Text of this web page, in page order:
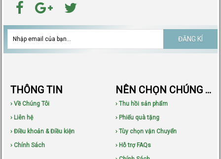
ĐĂNG KÍ
THÔNG TIN
› Về Chúng Tôi
› Liên hệ
› Điều khoản & Điều kiện
› Chính Sách
NÊN CHỌN CHÚNG TÔI
› Thu hồi sản phẩm
› Phiếu quà tặng
› Tùy chọn vận Chuyển
› Hỗ trợ FAQs